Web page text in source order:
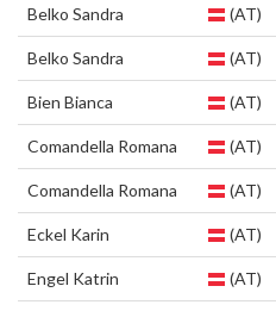
Belko Sandra (AT)
Belko Sandra (AT)
Bien Bianca (AT)
Comandella Romana (AT)
Comandella Romana (AT)
Eckel Karin (AT)
Engel Katrin (AT)